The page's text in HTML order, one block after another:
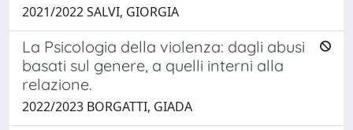
2021/2022 SALVI, GIORGIA
La Psicologia della violenza: dagli abusi
basati sul genere, a quelli interni alla
relazione.
2022/2023 BORGATTI, GIADA